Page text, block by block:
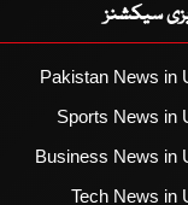
سیکشنز
Pakistan News in
Sports News in
Business News in
Tech News in